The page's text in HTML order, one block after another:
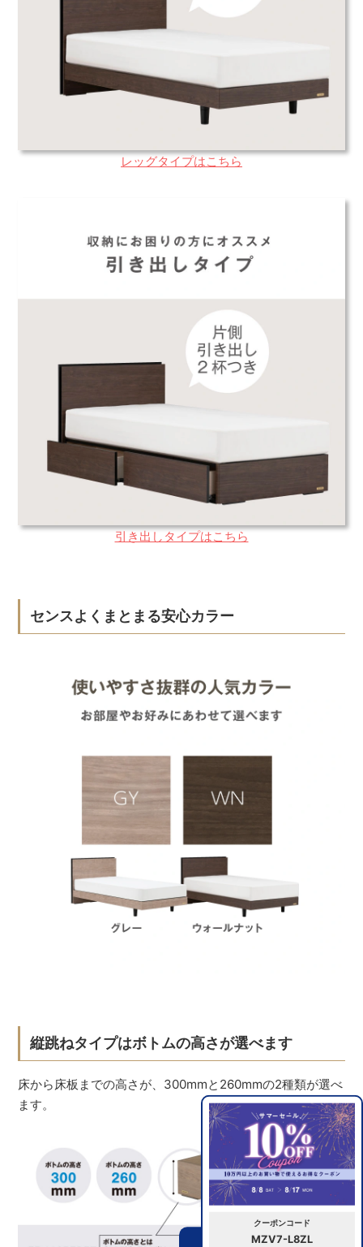
クーポンコード
MZV7-L8ZL
レッグタイプはこちら
引き出しタイプはこちら
センスよくまとまる安心カラー
縦跳ねタイプはボトムの高さが選べます
床から床板までの高さが、300mmと260mmの2種類が選べ
ます。